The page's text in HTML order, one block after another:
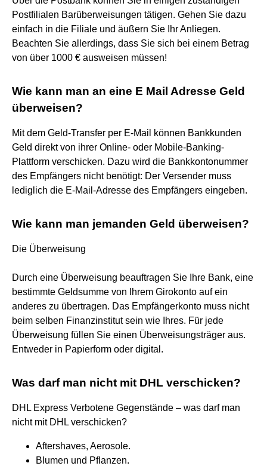
Postfilialen Barüberweisungen tätigen. Gehen Sie dazu
einfach in die Filiale und äußern Sie Ihr Anliegen.
Beachten Sie allerdings, dass Sie sich bei einem Betrag
von über 1000 € ausweisen müssen!
Wie kann man an eine E Mail Adresse Geld
überweisen?
Mit dem Geld-Transfer per E-Mail können Bankkunden
Geld direkt von ihrer Online- oder Mobile-Banking-
Plattform verschicken. Dazu wird die Bankkontonummer
des Empfängers nicht benötigt: Der Versender muss
lediglich die E-Mail-Adresse des Empfängers eingeben.
Wie kann man jemanden Geld überweisen?
Die Überweisung
Durch eine Überweisung beauftragen Sie Ihre Bank, eine
bestimmte Geldsumme von Ihrem Girokonto auf ein
anderes zu übertragen. Das Empfängerkonto muss nicht
beim selben Finanzinstitut sein wie Ihres. Für jede
Überweisung füllen Sie einen Überweisungsträger aus.
Entweder in Papierform oder digital.
Was darf man nicht mit DHL verschicken?
DHL Express Verbotene Gegenstände – was darf man
nicht mit DHL verschicken?
Aftershaves, Aerosole.
Blumen und Pflanzen.